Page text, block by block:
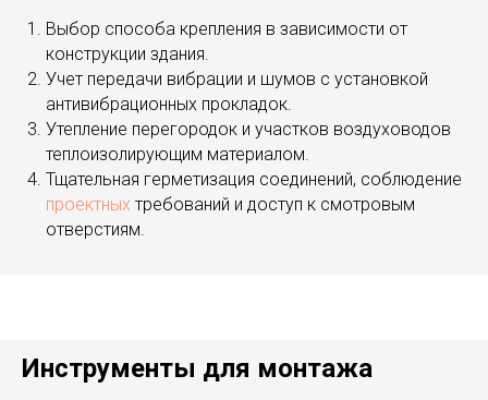
Выбор способа крепления в зависимости от
конструкции здания.
Учет передачи вибрации и шумов с установкой
антивибрационных прокладок.
Утепление перегородок и участков воздуховодов
теплоизолирующим материалом.
Тщательная герметизация соединений, соблюдение
проектных требований и доступ к смотровым
отверстиям.
Инструменты для монтажа